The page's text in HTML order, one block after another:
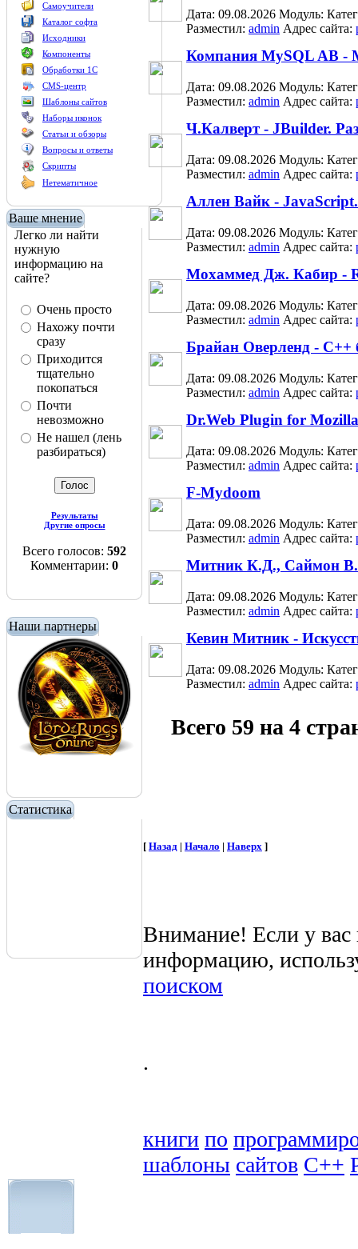
Самоучители
Каталог софта
Исходники
Компоненты
Обработки 1С
CMS-центр
Шаблоны сайтов
Наборы иконок
Статьи и обзоры
Вопросы и ответы
Скрипты
Нетематичное
Ваше мнение
Легко ли найти
нужную
информацию на
сайте?
Очень просто
Нахожу почти
сразу
Приходится
тщательно
покопаться
Почти
невозможно
Не нашел (лень
разбираться)
Результаты
Другие опросы
Всего голосов: 592
Комментарии: 0
Наши партнеры
Статистика
Дата: 09.08.2026 Модуль:
Разместил: admin Адрес сайта:
Компания MySQL AB -
Дата: 09.08.2026 Модуль:
Разместил: admin Адрес сайта:
Ч.Калверт - JBuilder.
Дата: 09.08.2026 Модуль:
Разместил: admin Адрес сайта:
Аллен Вайк -
Дата: 09.08.2026 Модуль:
Разместил: admin Адрес сайта:
Мохаммед Дж. Кабир -
Дата: 09.08.2026 Модуль:
Разместил: admin Адрес сайта:
Брайан Оверленд - C++
Дата: 09.08.2026 Модуль:
Разместил: admin Адрес сайта:
Dr.Web Plugin for
Дата: 09.08.2026 Модуль:
Разместил: admin Адрес сайта:
F-Mydoom
Дата: 09.08.2026 Модуль:
Разместил: admin Адрес сайта:
Митник К.Д., Саймон
Дата: 09.08.2026 Модуль:
Разместил: admin Адрес сайта:
Кевин Митник -
Дата: 09.08.2026 Модуль:
Разместил: admin Адрес сайта:
Всего 59 на 4
[ Назад | Начало | Наверх ]
Внимание! Если у
информацию,
поиском
.
книги по
шаблоны сайтов C++